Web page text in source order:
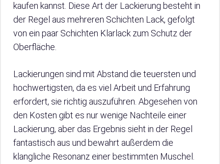
kaufen kannst. Diese Art der Lackierung besteht in
der Regel aus mehreren Schichten Lack, gefolgt
von ein paar Schichten Klarlack zum Schutz der
Oberfläche.
Lackierungen sind mit Abstand die teuersten und
hochwertigsten, da es viel Arbeit und Erfahrung
erfordert, sie richtig auszuführen. Abgesehen von
den Kosten gibt es nur wenige Nachteile einer
Lackierung, aber das Ergebnis sieht in der Regel
fantastisch aus und bewahrt außerdem die
klangliche Resonanz einer bestimmten Muschel.